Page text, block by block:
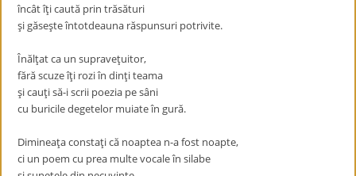
încât îţi caută prin trăsături
şi găseşte întotdeauna răspunsuri potrivite.
Înălţat ca un supraveţuitor,
fără scuze îţi rozi în dinţi teama
şi cauţi să-i scrii poezia pe sâni
cu buricile degetelor muiate în gură.
Dimineaţa constaţi că noaptea n-a fost noapte,
ci un poem cu prea multe vocale în silabe